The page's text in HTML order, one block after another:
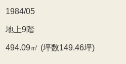
1984/05
地上9階
494.09㎡ (坪数149.46坪)